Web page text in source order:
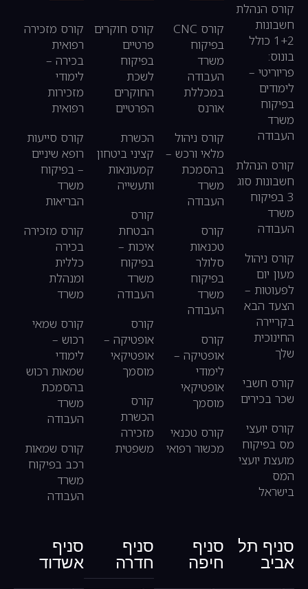
קורס הנהלת
חשבונות
1+2 כולל
בונוס:
פריוריטי –
לימודים
בפיקוח
משרד
העבודה
קורס הנהלת
חשבונות סוג
3 בפיקוח
משרד
העבודה
קורס ניהול
מעון יום
לפעוטות –
הצעד הבא
בקריירה
החינוכית
שלך
קורס חשבי
שכר בכירים
קורס יועצי
מס בפיקוח
מועצת יועצי
המס
בישראל
קורס CNC
בפיקוח
משרד
העבודה
במכללת
אורנס
קורס ניהול
מלאי ורכש –
בהסמכת
משרד
העבודה
קורס
טכנאות
סלולר
בפיקוח
משרד
העבודה
קורס
אופטיקה –
לימודי
אופטיקאי
מוסמך
קורס טכנאי
מכשור רפואי
קורס חוקרים
פרטיים
בפיקוח
לשכת
החוקרים
הפרטיים
הכשרת
קציני ביטחון
קמעונאות
ותעשייה
קורס
הבטחת
איכות –
בפיקוח
משרד
העבודה
קורס
אופטיקה –
אופטיקאי
מוסמך
קורס
הכשרת
מזכירה
משפטית
קורס מזכירה
רפואית
בכירה –
לימודי
מזכירות
רפואית
קורס סייעות
רופא שיניים
– בפיקוח
משרד
הבריאות
קורס מזכירה
בכירה
כללית
ומנהלת
משרד
קורס שמאי
רכוש –
לימודי
שמאות רכוש
בהסמכת
משרד
העבודה
קורס שמאות
רכב בפיקוח
משרד
העבודה
סניף
אשדוד
סניף
חדרה
סניף
חיפה
סניף תל
אביב